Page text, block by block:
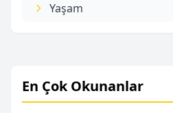
Yaşam
En Çok Okunanlar